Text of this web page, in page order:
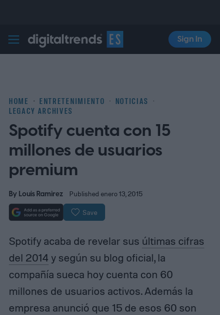
Digital Trends Español
Sign In
HOME ENTRETENIMIENTO
NOTICIAS
LEGACY ARCHIVES
Spotify cuenta con 15
millones de usuarios
premium
By Louis Ramirez Published enero 13, 2015
Save
Spotify acaba de revelar sus últimas cifras
del 2014 y según su blog oficial, la
compañía sueca hoy cuenta con 60
millones de usuarios activos. Además la
empresa anunció que 15 de esos 60 son